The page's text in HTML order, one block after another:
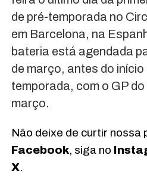
de pré-temporada no
em Barcelona, na
bateria está agendada
de março, antes do início
temporada, com o GP do
março.
Não deixe de curtir nossa
Facebook, siga no
X.